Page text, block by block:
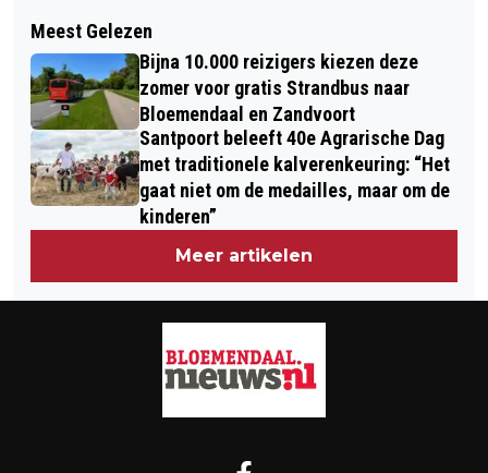
WANDELEN DOOR GROEN IN DE BUURT
MET BUURTGENOTEN: GEZELLIG,
GRATIS, GOED VOOR STEMMING
SCOOTERRIJDER GEWOND NA
EENZIJDIG ONGEVAL OP DE ZEEWEG
BLOEMENDAAL
Meest Gelezen
Bijna 10.000 reizigers kiezen deze
zomer voor gratis Strandbus naar
Bloemendaal en Zandvoort
Santpoort beleeft 40e Agrarische Dag
met traditionele kalverenkeuring: “Het
gaat niet om de medailles, maar om de
kinderen”
Meer artikelen